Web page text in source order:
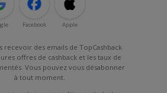
Facebook Apple
recevoir des emails de TopCashback
offres de cashback et les taux de
Vous pouvez vous désabonner
à tout moment.